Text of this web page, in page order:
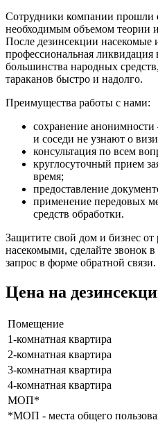
Сотрудники компании прошли
необходимым объемом теории
После дезинсекции насекомые
профессиональная ликвидация
большинства народных
тараканов быстро и надолго.
Преимущества работы с нами:
сохранение
и соседи не узнают о
консультация по всем
круглосуточный прием
время;
предоставление
применение передовых
средств обработки.
Защитите свой дом и бизнес от
насекомыми, сделайте звонок
запрос в форме обратной связи.
Цена на
Помещение
1-комнатная квартира
2-комнатная квартира
3-комнатная квартира
4-комнатная квартира
МОП*
*МОП - места общего